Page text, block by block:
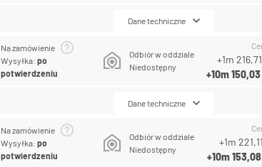
Dane techniczne
Na zamówienie
Wysyłka:po
potwierdzeniu
Odbiór w oddziale
Niedostępny
+1m
+10m
Dane techniczne
Na zamówienie
Wysyłka:po
potwierdzeniu
Odbiór w oddziale
Niedostępny
+1m
+10m